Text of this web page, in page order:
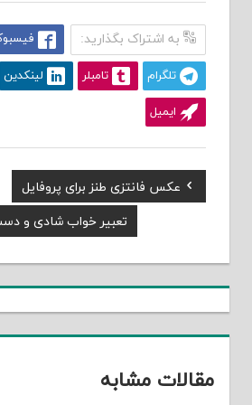
به اشتراک بگذارید:
تلگرام تامبلر لینکدین
ایمیل
راهبری
Previous
Post:
عکس فانتزی طنز برای پروفایل
Next
Post:
تعبیر خواب شادی و
مقالات مشابه